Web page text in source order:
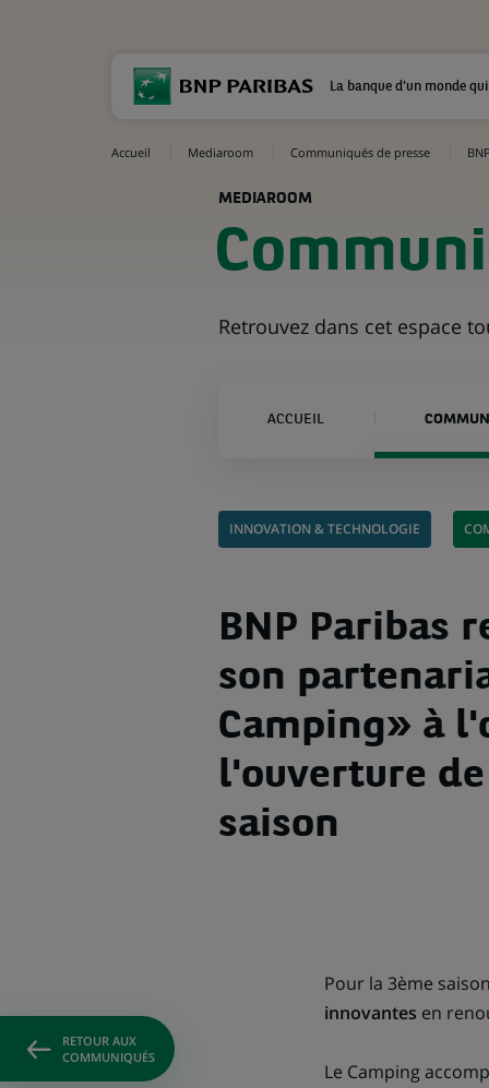
La banque d'un monde
Accueil Mediaroom Communiqués de presse
MEDIAROOM
Retrouvez dans cet espace
ACCUEIL
INNOVATION & TECHNOLOGIE
BNP Paribas
son
Camping» à
l'ouverture
saison
RETOUR AUX
COMMUNIQUÉS
Pour la 3ème
innovantes en
Le Camping